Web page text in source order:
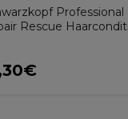
Professional
Rescue